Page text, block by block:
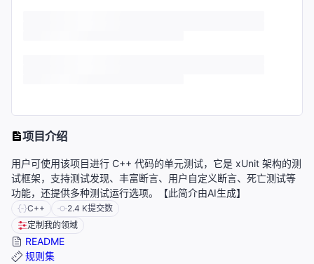
项目介绍
用户可使用该项目进行 C++ 代码的单元测试，它是 xUnit 架构的测
试框架，支持测试发现、丰富断言、用户自定义断言、死亡测试等
功能，还提供多种测试运行选项。【此简介由AI生成】
C++ 2.4 K提交数
定制我的领域
README
规则集